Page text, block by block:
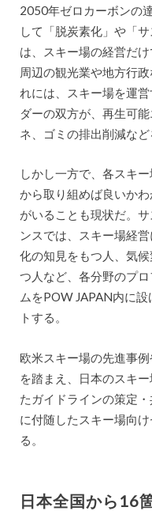
2050年ゼロカーボンの
して「脱炭素化」や「
は、スキー場の経営だ
周辺の観光業や地方行
れには、スキー場を運
ダーの双方が、再生可
ネ、ゴミの排出削減な
しかし一方で、各スキ
から取り組めば良いか
がいることも現状だ。
ンスでは、スキー場経
化の知見をもつ人、気
つ人など、各分野のプ
ムをPOW JAPAN内に
トする。
欧米スキー場の先進事
を踏まえ、日本のスキ
たガイドラインの策定
に付随したスキー場向
る。
日本全国から16